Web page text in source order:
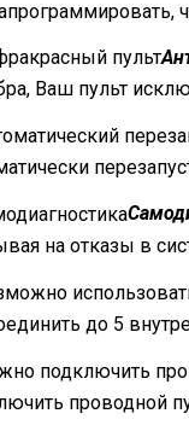
Ваш пульт
на отказы в
до 5
проводной